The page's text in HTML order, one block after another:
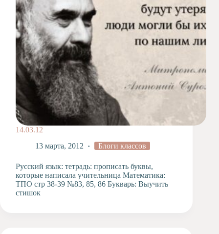
14.03.12
13 марта, 2012
Блоги классов
Русский язык: тетрадь: прописать буквы,
которые написала учительница Математика:
ТПО стр 38-39 №83, 85, 86 Букварь: Выучить
стишок